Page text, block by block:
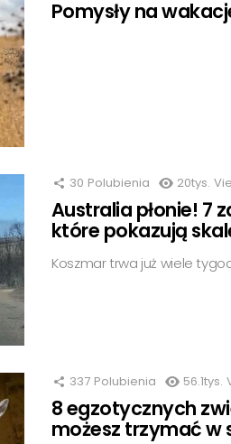
Pomysły na
30 Polubienia 20tys.
Australia płonie! 7
które pokazują
Koszmar trwa już wiele
337 Polubienia 56.1tys.
8 egzotycznych
możesz trzymać w